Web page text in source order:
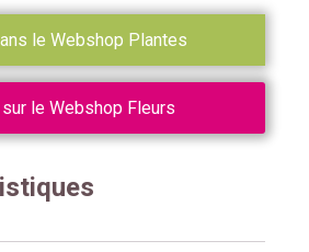
le Webshop Plantes
le Webshop Fleurs